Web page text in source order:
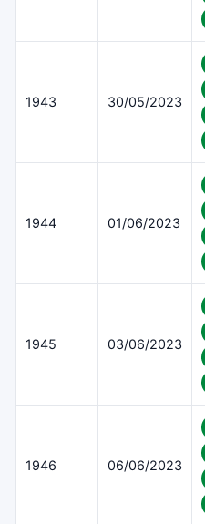
1943 30/05/2023
1944 01/06/2023
1945 03/06/2023
1946 06/06/2023